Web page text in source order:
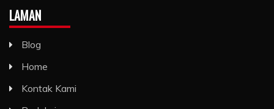
LAMAN
Blog
Home
Kontak Kami